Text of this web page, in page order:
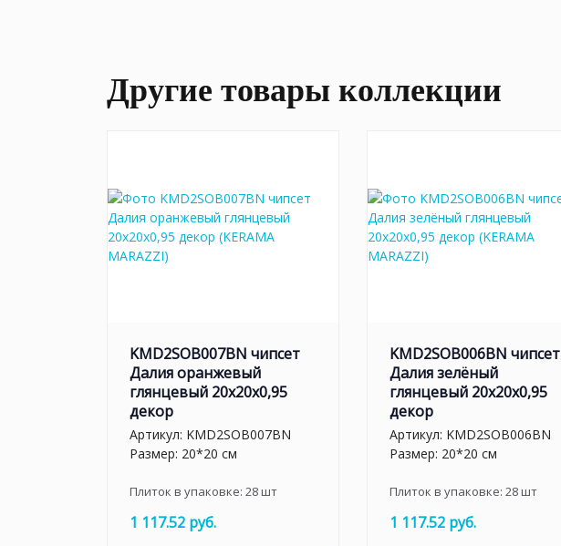
Другие товары коллекции
KMD2SOB007BN чипсет
Далия оранжевый
глянцевый 20x20x0,95
декор
Артикул: KMD2SOB007BN
Размер: 20*20 см
Плиток в упаковке: 28шт
1 117.52 руб.
KMD2SOB006BN чипсет
Далия зелёный
глянцевый 20x20x0,95
декор
Артикул: KMD2SOB006BN
Размер: 20*20 см
Плиток в упаковке: 28шт
1 117.52 руб.